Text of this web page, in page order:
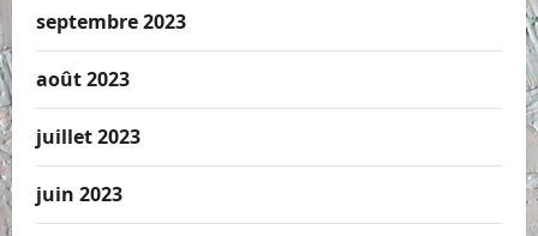
septembre 2023
août 2023
juillet 2023
juin 2023